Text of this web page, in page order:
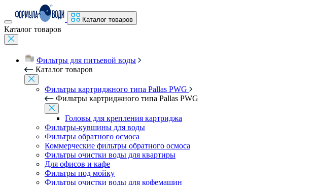
Каталог товаров
Каталог товаров
Фильтры для питьевой воды
Каталог товаров
Фильтры картриджного типа Pallas PWG
Фильтры картриджного типа Pallas PWG
Головы для крепления картриджа
Фильтры-кувшины для воды
Фильтры обратного осмоса
Коммерческие фильтры обратного осмоса
Фильтры очистки воды для квартиры
Для офисов и кафе
Фильтры под мойку
Фильтры очистки воды для кофемашин